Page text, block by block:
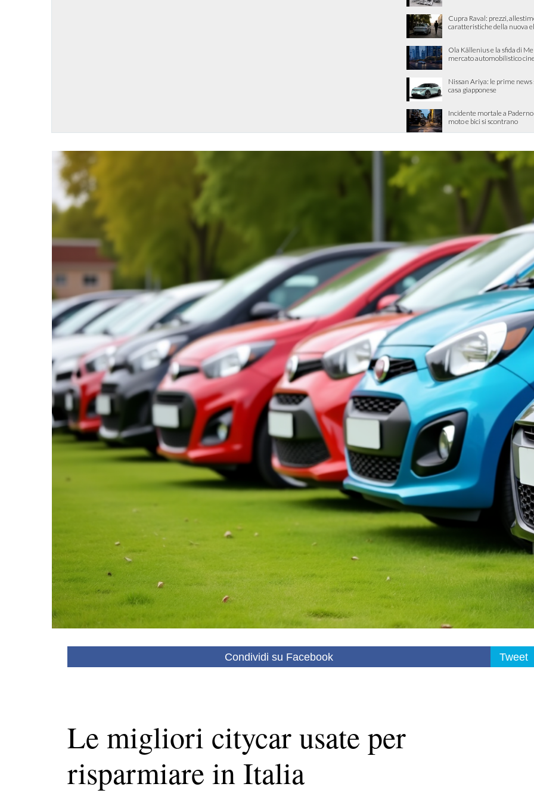
Cupra Raval: prezzi,
caratteristiche della nuova
Ola Källenius e la sfida di
mercato automobilistico
Nissan Ariya: le prime news
casa giapponese
Incidente mortale a
moto e bici si scontrano
Condividi su Facebook Tweet
Le migliori citycar usate per
risparmiare in Italia